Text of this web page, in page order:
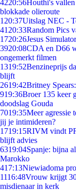
4220:56Houthi's vallen
blokkade olieroute
1 20:37Uitslag NEC -
41 20:33Random Pics
1720:26Jesus
3920:08CDA en D66
ongemerkt filmen
1319:52Benzineprijs
blijft
2619:42Britney
919:36Broer 135 keer
doodslag Gouda
7019:35Meer agressie
jij je intimideren?
1719:15RIVM vindt
blijft advies
6319:04Spanje: bijna
Marokko
417:13Niewiadoma
1116:48Vrouw krijgt
misdienaar in kerk